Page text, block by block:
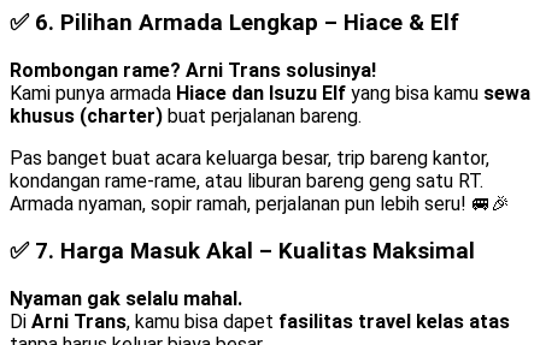
✅ 6. Pilihan Armada Lengkap – Hiace & Elf
Rombongan rame? Arni Trans solusinya!
Kami punya armada Hiace dan Isuzu Elf yang bisa kamu sewa
khusus (charter) buat perjalanan bareng.
Pas banget buat acara keluarga besar, trip bareng kantor,
kondangan rame-rame, atau liburan bareng geng satu RT.
Armada nyaman, sopir ramah, perjalanan pun lebih seru! 🚐🎉
✅ 7. Harga Masuk Akal – Kualitas Maksimal
Nyaman gak selalu mahal.
Di Arni Trans, kamu bisa dapet fasilitas travel kelas atas